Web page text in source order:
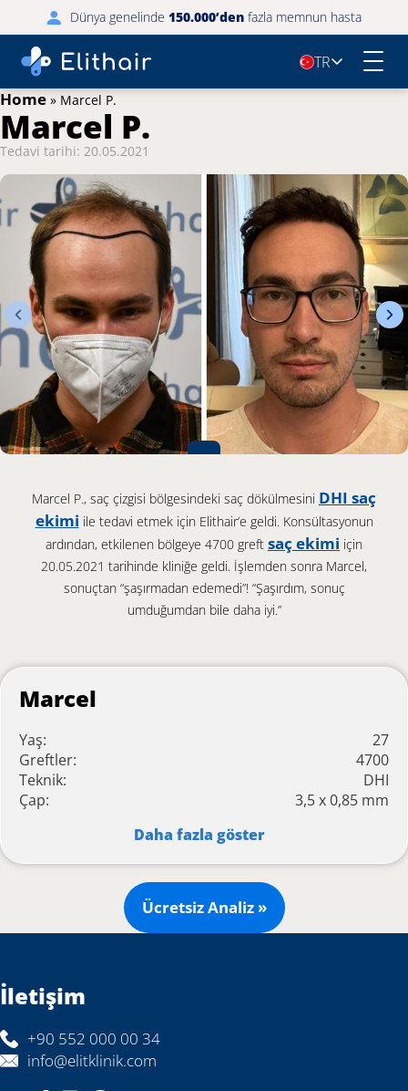
Dünya genelinde 150.000’denfazla memnun hasta
🇹🇷TR
Home » Marcel P.
Marcel P.
Tedavi tarihi: 20.05.2021
Marcel P., saç çizgisi bölgesindeki saç dökülmesini DHI saç
ekimi ile tedavi etmek için Elithair’e geldi. Konsültasyonun
ardından, etkilenen bölgeye 4700 greft saç ekimi için
20.05.2021 tarihinde kliniğe geldi. İşlemden sonra Marcel,
sonuçtan “şaşırmadan edemedi”! “Şaşırdım, sonuç
umduğumdan bile daha iyi.”
Marcel
Yaş:
27
Greftler:
4700
Teknik:
DHI
Çap:
3,5 x 0,85 mm
Daha fazla göster
Ücretsiz Analiz »
İletişim
+90 552 000 00 34
info@elitklinik.com